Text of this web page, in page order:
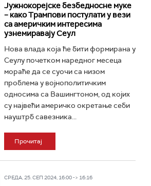
Јужнокорејске безбедносне муке
– како Трампови постулати у вези
са америчким интересима
узнемиравају Сеул
Нова влада која ће бити формирана у
Сеулу почетком наредног месеца
мораће да се суочи са низом
проблема у војнополитичким
односима са Вашингтоном, од којих
су највећи америчко окретање себи
науштрб савезника...
Прочитај
СРЕДА, 25. СЕП 2024, 16:00 -> 16:16